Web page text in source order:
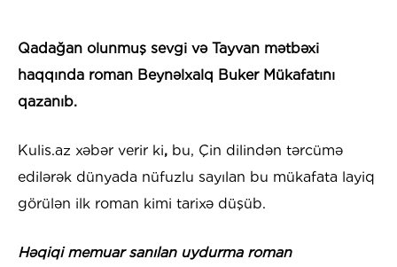
Qadağan olunmuş sevgi və Tayvan mətbəxi
haqqında roman Beynəlxalq Buker Mükafatını
qazanıb.
Kulis.az xəbər verir ki, bu, Çin dilindən tərcümə
edilərək dünyada nüfuzlu sayılan bu mükafata layiq
görülən ilk roman kimi tarixə düşüb.
Həqiqi memuar sanılan uydurma roman